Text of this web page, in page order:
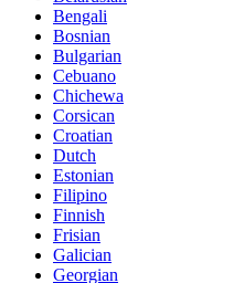
Bengali
Bosnian
Bulgarian
Cebuano
Chichewa
Corsican
Croatian
Dutch
Estonian
Filipino
Finnish
Frisian
Galician
Georgian